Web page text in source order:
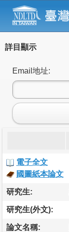
詳目顯示
Email地址:
電子全文
國圖紙本論文
研究生:
研究生(外文):
論文名稱: